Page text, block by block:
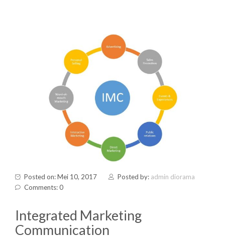
Posted on: Mei 10, 2017 Posted by: admin diorama
Comments: 0
Integrated Marketing
Communication